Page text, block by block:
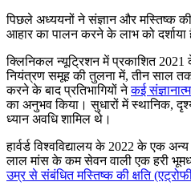
पिछले अध्ययनों ने संज्ञान और मस्तिष्क की
आहार का पालन करने के लाभ को
क्लिनिकल न्यूट्रिशन में प्रकाशित
नियंत्रण समूह की तुलना में, तीन साल
करने के बाद प्रतिभागियों नेकई
का अनुभव किया। सुधारों में स्थानिक,
ध्यान अवधि शामिल थे।
हार्वर्ड विश्वविद्यालय के 2022 के एक
लाल मांस के कम सेवन वाली एक हरी
उम्र से संबंधित मस्तिष्क की क्षति